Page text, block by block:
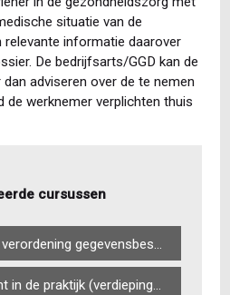
situatie van de
relevante informatie daarover
De bedrijfsarts/GGD kan de
adviseren over de te nemen
de werknemer verplichten thuis
cursussen
AVG: de Algemene verordening gegevensbescherming in de praktijk (basiscursus)
AVG en privacyrecht in de praktijk (verdiepingscursus)